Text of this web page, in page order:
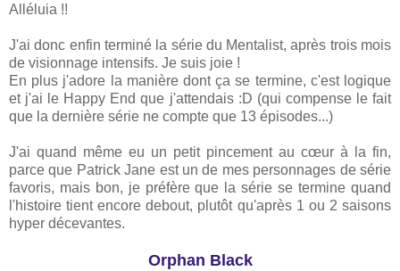
Alléluia !!
J'ai donc enfin terminé la série du Mentalist, après trois mois
de visionnage intensifs. Je suis joie !
En plus j'adore la manière dont ça se termine, c'est logique
et j'ai le Happy End que j'attendais :D (qui compense le fait
que la dernière série ne compte que 13 épisodes...)
J'ai quand même eu un petit pincement au cœur à la fin,
parce que Patrick Jane est un de mes personnages de série
favoris, mais bon, je préfère que la série se termine quand
l'histoire tient encore debout, plutôt qu'après 1 ou 2 saisons
hyper décevantes.
Orphan Black